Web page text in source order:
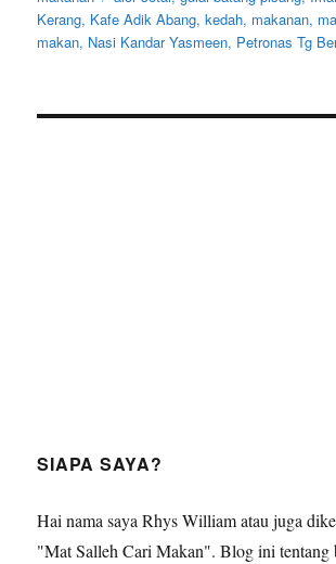
Kerang, Kafe Adik Abang,kedah, makanan,
makan, Nasi Kandar Yasmeen, Petronas Tg
SIAPA SAYA?
Hai nama saya Rhys William atau juga
"Mat Salleh Cari Makan". Blog ini tentang